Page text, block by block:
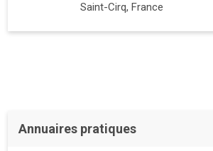
Saint-Cirq, France
Annuaires pratiques